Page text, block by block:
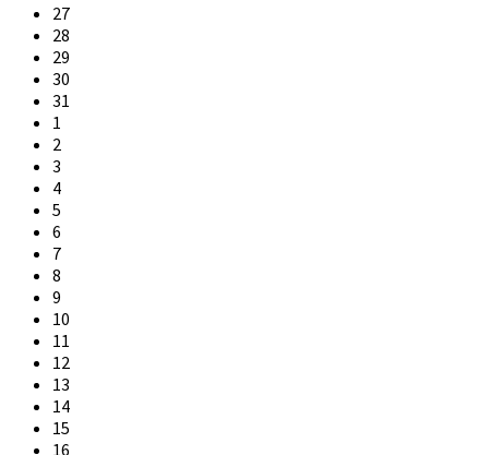
Skip
calendar
days
27
28
29
30
31
1
2
3
4
5
6
7
8
9
10
11
12
13
14
15
16